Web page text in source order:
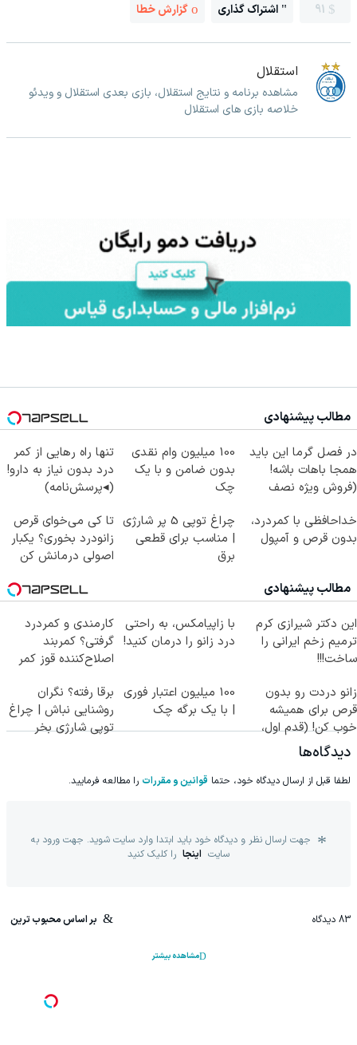
91 اشتراک گذاری گزارش خطا
استقلال
مشاهده برنامه و نتایج استقلال، بازی بعدی استقلال و ویدئو
خلاصه بازی های استقلال
مطالب پیشنهادی
در فصل گرما این باید
همجا باهات باشه!
(فروش ویژه نصف
100 میلیون وام نقدی
بدون ضامن و با یک
چک
تنها راه رهایی از کمر
درد بدون نیاز به دارو!
(◂پرسش‌نامه)
خداحافظی با کمردرد،
بدون قرص و آمپول
چراغ توپی 5 پر شارژی
| مناسب برای قطعی
برق
تا کی می‌خوای قرص
زانودرد بخوری؟ یکبار
اصولی درمانش کن
مطالب پیشنهادی
این دکتر شیرازی کرم
ترمیم زخم ایرانی را
ساخت!!!
با زاپیامکس، به راحتی
درد زانو را درمان کنید!
کارمندی و کمردرد
گرفتی؟ کمربند
اصلاح‌کننده قوز کمر
زانو دردت رو بدون
قرص برای همیشه
خوب کن! (قدم اول،
پرسش‌نامه)
100 میلیون اعتبار فوری
| با یک برگه چک
برقا رفته؟ نگران
روشنایی نباش | چراغ
توپی شارژی بخر
دیدگاه‌ها
لطفا قبل از ارسال دیدگاه خود، حتما قوانین و مقررات را مطالعه فرمایید.
جهت ارسال نظر و دیدگاه خود باید ابتدا وارد سایت شوید. جهت ورود به
سایت اینجا را کلیک کنید
83 دیدگاه بر اساس محبوب ترین
مشاهده بیشتر